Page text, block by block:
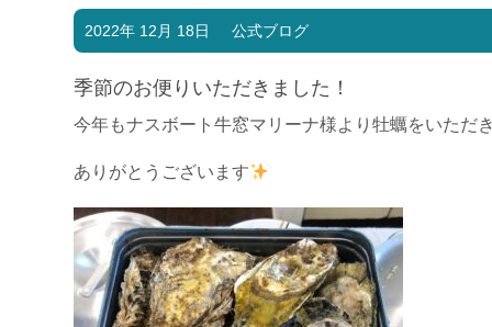
2022年 12月 18日 公式ブログ
季節のお便りいただきました！
今年もナスボート牛窓マリーナ様より牡蠣をいただ
ありがとうございます